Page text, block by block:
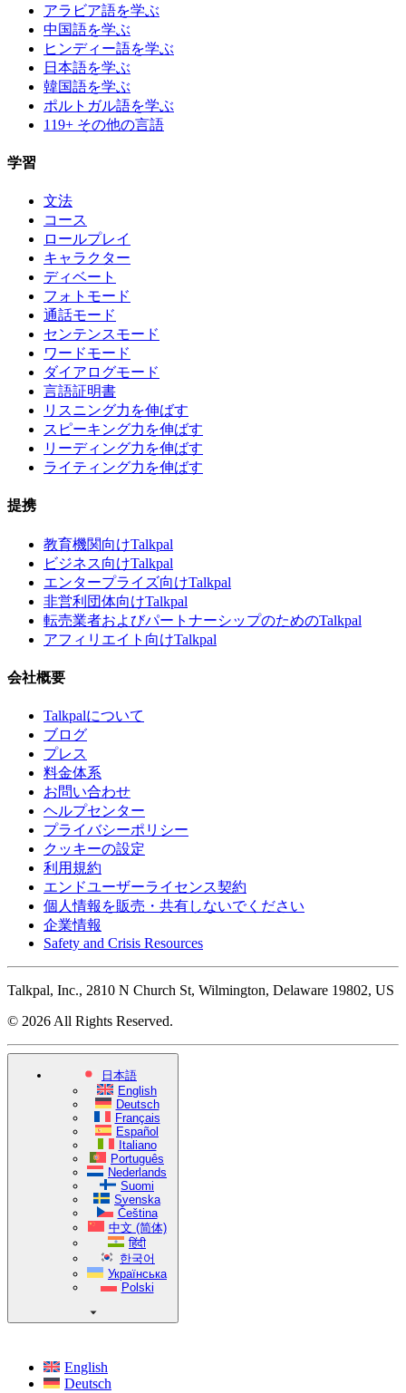
アラビア語を学ぶ
中国語を学ぶ
ヒンディー語を学ぶ
日本語を学ぶ
韓国語を学ぶ
ポルトガル語を学ぶ
119+ その他の言語
学習
文法
コース
ロールプレイ
キャラクター
ディベート
フォトモード
通話モード
センテンスモード
ワードモード
ダイアログモード
言語証明書
リスニング力を伸ばす
スピーキング力を伸ばす
リーディング力を伸ばす
ライティング力を伸ばす
提携
教育機関向けTalkpal
ビジネス向けTalkpal
エンタープライズ向けTalkpal
非営利団体向けTalkpal
転売業者およびパートナーシップのためのTalkpal
アフィリエイト向けTalkpal
会社概要
Talkpalについて
ブログ
プレス
料金体系
お問い合わせ
ヘルプセンター
プライバシーポリシー
クッキーの設定
利用規約
エンドユーザーライセンス契約
個人情報を販売・共有しないでください
企業情報
Safety and Crisis Resources
Talkpal, Inc., 2810 N Church St, Wilmington, Delaware 19802, US
© 2026 All Rights Reserved.
日本語
English
Deutsch
Français
Español
Italiano
Português
Nederlands
Suomi
Svenska
Čeština
中文 (简体)
हिंदी
한국어
Українська
Polski
English
Deutsch